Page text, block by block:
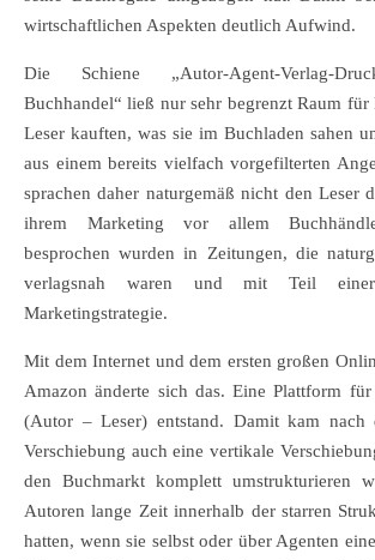
wirtschaftlichen Aspekten deutlich Aufwind.
Die Schiene „Autor-Agent-Verlag-
Buchhandel“ ließ nur sehr begrenzt Raum
Leser kauften, was sie im Buchladen sahen
aus einem bereits vielfach vorgefilterten
sprachen daher naturgemäß nicht den Leser
ihrem Marketing vor allem
besprochen wurden in Zeitungen, die
verlagsnah waren und mit Teil einer
Marketingstrategie.
Mit dem Internet und dem ersten großen
Amazon änderte sich das. Eine Plattform
(Autor – Leser) entstand. Damit kam nach
Verschiebung auch eine vertikale
den Buchmarkt komplett umstrukturieren
Autoren lange Zeit innerhalb der starren
hatten, wenn sie selbst oder über Agenten